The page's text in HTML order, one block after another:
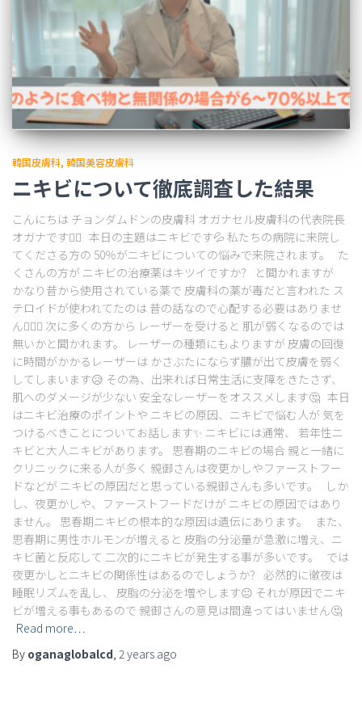
韓国皮膚科 韓国美容皮膚科
ニキビについて徹底調査した結果
こんにちは チョンダムドンの皮膚科 オガナセル皮膚科の代表院長
オガナです🧑‍⚕️ 本日の主題はニキビです💦 私たちの病院に来院し
てくださる方の 50％がニキビについての悩みで来院されます。 た
くさんの方が ニキビの治療薬はキツイですか？ と聞かれますが
かなり昔から使用されている薬で 皮膚科の薬が毒だと言われた ス
テロイドが使われてたのは 昔の話なので心配する必要はありませ
ん🙋‍♀️✨ 次に多くの方から レーザーを受けると 肌が弱くなるのでは
無いかと聞かれます。 レーザーの種類にもよりますが 皮膚の回復
に時間がかかるレーザーは かさぶたにならず膿が出て皮膚を弱く
してしまいます😥 その為、出来れば日常生活に支障をきたさず、
肌へのダメージが少ない 安全なレーザーをオススメします🤔 本日
はニキビ治療のポイントや ニキビの原因、ニキビで悩む人が 気を
つけるべきことについてお話します✨ ニキビには通常、 若年性ニ
キビと大人ニキビがあります。 思春期のニキビの場合 親と一緒に
クリニックに来る人が多く 親御さんは夜更かしやファーストフー
ドなどが ニキビの原因だと思っている親御さんも多いです。 しか
し、夜更かしや、ファーストフードだけが ニキビの原因ではあり
ません。 思春期ニキビの根本的な原因は遺伝にあります。 また、
思春期に男性ホルモンが増えると 皮脂の分泌量が急激に増え、ニ
キビ菌と反応して 二次的にニキビが発生する事が多いです。 では
夜更かしとニキビの関係性はあるのでしょうか？ 必然的に徹夜は
睡眠リズムを乱し、 皮脂の分泌を増やします😐 それが原因でニキ
ビが増える事もあるので 親御さんの意見は間違ってはいません🤔
Read more…
By oganaglobalcd 2 years ago